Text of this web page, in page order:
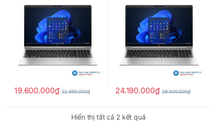
19.600.000₫ 22.990.000₫ 24.190.000₫ 28.500.000₫
Hiển thị tất cả 2 kết quả